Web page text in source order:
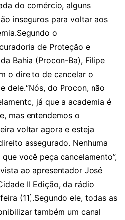
do comércio, alguns
inseguros para voltar aos
o
de Proteção e
Bahia (Procon-Ba), Filipe
o direito de cancelar o
dele.“Nós, do Procon, não
já que a academia é
mas entendemos o
voltar agora e esteja
assegurado. Nenhuma
você peça cancelamento”,
ao apresentador José
II Edição, da rádio
(11).Segundo ele, todas as
também um canal